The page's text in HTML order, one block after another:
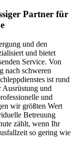
Partner für
und den
und bietet
Service. Von
nach schweren
ist rund
und
und
wir größten Wert
Betreuung
zählt, wenn Ihr
so gering wie